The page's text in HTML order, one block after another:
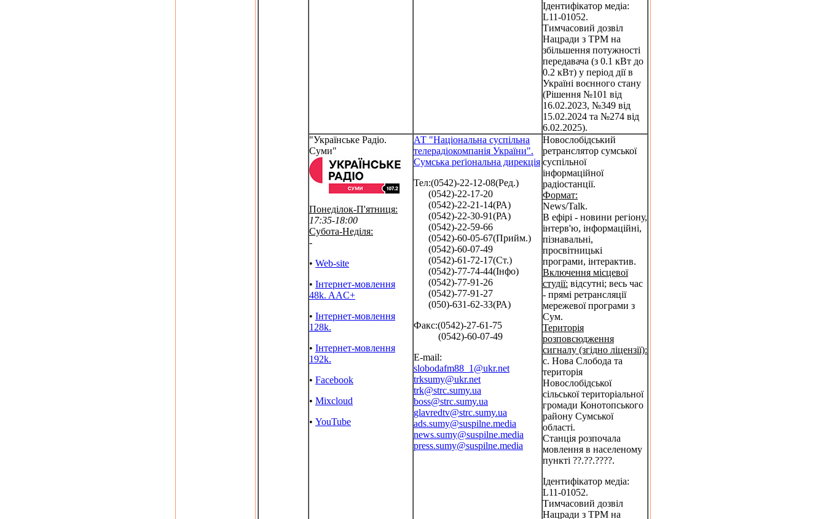
Ідентифікатор медіа:
L11-01052.
Тимчасовий дозвіл
Нацради з ТРМ на
збільшення потужності
передавача (з 0.1 кВт до
0.2 кВт) у період дії в
Україні воєнного стану
(Рішення №101 від
16.02.2023, №349 від
15.02.2024 та №274 від
6.02.2025).
"Українське Радіо.
Суми"
Понеділок-П'ятниця:
17:35-18:00
Субота-Неділя:
-
• Web-site
• Інтернет-мовлення
48k. AAC+
• Інтернет-мовлення
128k.
• Інтернет-мовлення
192k.
• Facebook
• Mixcloud
• YouTube
АТ "Національна суспільна
телерадіокомпанія України".
Сумська реґіональна дирекція
Тел:(0542)-22-12-08(Ред.)
(0542)-22-17-20
(0542)-22-21-14(РА)
(0542)-22-30-91(РА)
(0542)-22-59-66
(0542)-60-05-67(Прийм.)
(0542)-60-07-49
(0542)-61-72-17(Ст.)
(0542)-77-74-44(Інфо)
(0542)-77-91-26
(0542)-77-91-27
(050)-631-62-33(РА)
Факс:(0542)-27-61-75
(0542)-60-07-49
E-mail:
slobodafm88_1@ukr.net
trksumy@ukr.net
trk@strc.sumy.ua
boss@strc.sumy.ua
glavredtv@strc.sumy.ua
ads.sumy@suspilne.media
news.sumy@suspilne.media
press.sumy@suspilne.media
Новослобідський
ретранслятор сумської
суспільної
інформаційної
радіостанції.
Формат:
News/Talk.
В ефірі - новини регіону,
інтерв'ю, інформаційні,
пізнавальні,
просвітницькі
програми, інтерактив.
Включення місцевої
студії: відсутні; весь час
- прямі ретрансляції
мережевої програми з
Сум.
Територія
розповсюдження
сигналу (згідно ліцензії):
с. Нова Слобода та
територія
Новослобідської
сільської територіальної
громади Конотопського
району Сумської
області.
Станція розпочала
мовлення в населеному
пункті ??.??.????.
Ідентифікатор медіа:
L11-01052.
Тимчасовий дозвіл
Нацради з ТРМ на